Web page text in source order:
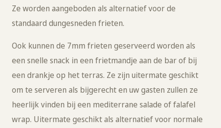
Ze worden aangeboden als alternatief voor de
standaard dungesneden frieten.
Ook kunnen de 7mm frieten geserveerd worden als
een snelle snack in een frietmandje aan de bar of bij
een drankje op het terras. Ze zijn uitermate geschikt
om te serveren als bijgerecht en uw gasten zullen ze
heerlijk vinden bij een mediterrane salade of falafel
wrap. Uitermate geschikt als alternatief voor normale